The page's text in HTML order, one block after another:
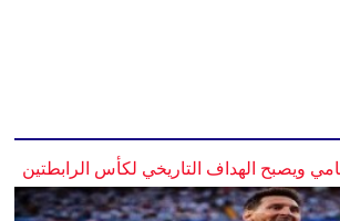
ويصبح الهداف التاريخي لكأس الرابطتين